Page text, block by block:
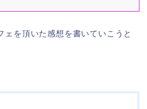
ェを頂いた感想を書いていこうと